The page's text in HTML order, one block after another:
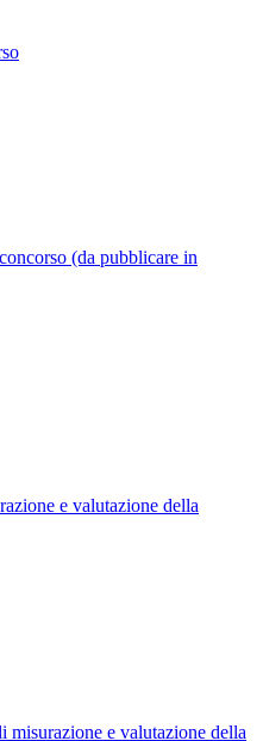
(da pubblicare in
e valutazione della
misurazione e valutazione della